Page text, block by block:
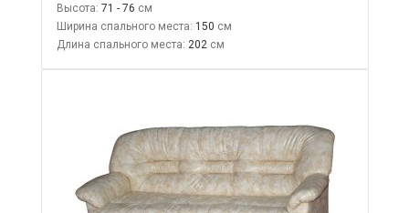
Высота: 71 - 76
Ширина спального места: 150
Длина спального места: 202